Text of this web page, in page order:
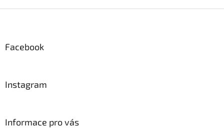
Facebook
Instagram
Informace pro vás